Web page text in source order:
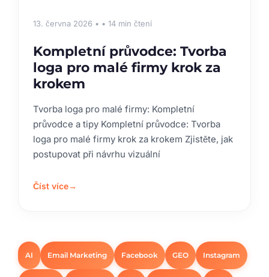
13. června 2026 • • 14 min čtení
Kompletní průvodce: Tvorba
loga pro malé firmy krok za
krokem
Tvorba loga pro malé firmy: Kompletní
průvodce a tipy Kompletní průvodce: Tvorba
loga pro malé firmy krok za krokem Zjistěte, jak
postupovat při návrhu vizuální
Číst více→
AI Email Marketing Facebook GEO Instagram